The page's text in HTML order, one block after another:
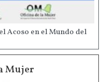
Acoso en el Mundo del
Mujer